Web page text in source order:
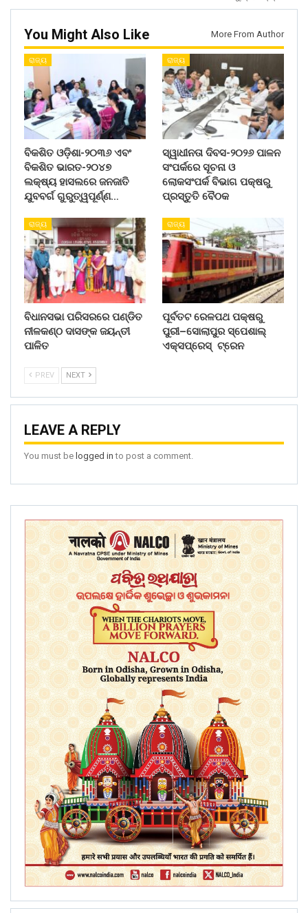
You Might Also Like More From Author
ରାଜ୍ୟ
ବିକଶିତ ଓଡ଼ିଶା-୨୦୩୬ ଏବଂ
ବିକଶିତ ଭାରତ-୨୦୪୭
ଲକ୍ଷ୍ୟ ହାସଲରେ ଜନଜାତି
ଯୁବବର୍ଗ ଗୁରୁତ୍ୱପୂର୍ଣ୍ଣ…
ରାଜ୍ୟ
ସ୍ୱାଧୀନତା ଦିବସ-୨୦୨୬ ପାଳନ
ସଂପର୍କରେ ସୂଚନା ଓ
ଲୋକସଂପର୍କ ବିଭାଗ ପକ୍ଷରୁ
ପ୍ରସ୍ତୁତି ବୈଠକ
ରାଜ୍ୟ
ବିଧାନସଭା ପରିସରରେ ପଣ୍ଡିତ
ନୀଳକଣ୍ଠ ଦାସଙ୍କ ଜୟନ୍ତୀ
ପାଳିତ
ରାଜ୍ୟ
ପୂର୍ବତଟ ରେଳପଥ ପକ୍ଷରୁ
ପୁରୀ–ସୋଲାପୁର ସ୍ପେଶାଲ୍
ଏକ୍ସପ୍ରେସ୍ ଟ୍ରେନ
PREV NEXT
LEAVE A REPLY
You must be logged in to post a comment.